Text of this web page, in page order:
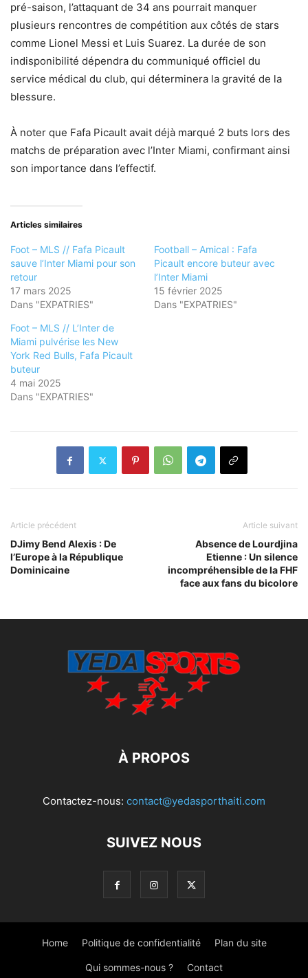
pré-saison, l’attaquant de 34 ans pourrait manquer
plusieurs rencontres de compétition aux côtés de stars
comme Lionel Messi et Luis Suarez. La durée de son
indisponibilité dépendra du communiqué officiel du
service médical du club, qui déterminera la gravité de la
blessure.
À noter que Fafa Picault avait déjà marqué 2 buts lors des
matchs de préparation avec l’Inter Miami, confirmant ainsi
son importance dans l’effectif.
Articles similaires
Foot – MLS // Fafa Picault
sauve l’Inter Miami pour son
retour
17 mars 2025
Dans "EXPATRIES"
Football – Amical : Fafa
Picault encore buteur avec
l’Inter Miami
15 février 2025
Dans "EXPATRIES"
Foot – MLS // L’Inter de
Miami pulvérise les New
York Red Bulls, Fafa Picault
buteur
4 mai 2025
Dans "EXPATRIES"
Article précédent
DJimy Bend Alexis : De
l’Europe à la République
Dominicaine
Article suivant
Absence de Lourdjina
Etienne : Un silence
incompréhensible de la FHF
face aux fans du bicolore
À PROPOS
Contactez-nous: contact@yedasporthaiti.com
SUIVEZ NOUS
Home Politique de confidentialité Plan du site
Qui sommes-nous ? Contact